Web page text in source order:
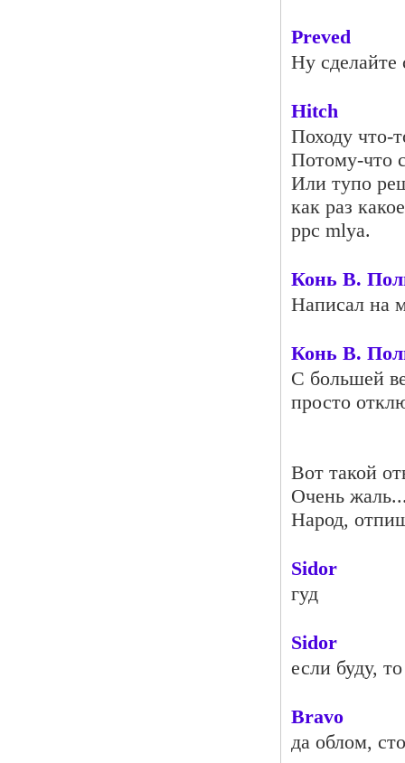
Preved
Ну сделайте
Hitch
Походу что-
Потому-что
Или тупо
как раз
ррс mlya.
Конь В.
Написал на
Конь В.
С большей
просто
Вот такой
Очень
Народ,
Sidor
гуд
Sidor
если буду,
Bravo
да облом,